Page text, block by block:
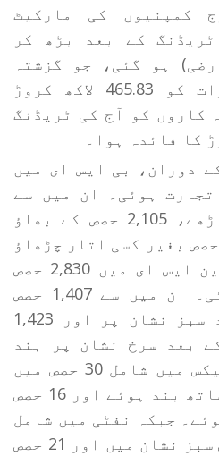
کمپنیوں کی مارکیٹ
ٹریڈنگ کے بعد بڑھ کر
(عارضی) ہو گئی، جو گزشتہ
کاروباری دن، جمعرات کو 465.83 لاکھ کروڑ
کاروں کو آج کی ٹریڈنگ
دوران، بی ایس ای میں
تجارت ہوئی۔ ان میں سے
2,065 حصص کے بھاؤ بڑھے، 2,105 حصص کے بھاؤ
جبکہ 145 کے حصص بغیر کسی اتار چڑھاؤ
کے بند ہوئے۔ آج، این ایس ای میں 2,830 حصص
میں فعال تجارت ہوئی۔ ان میں سے 1,407 حصص
منافع کمانے کے بعد سبز نشان پر اور 1,423
بعد سرخ نشان پر بند
ہوئے۔ اسی طرح سینسیکس میں شامل 30 حصص میں
سے 14 حصص فائدہ کے ساتھ بند ہوئے اور 16 حصص
جبکہ نفٹی میں شامل
50 حصص میں سے 29 حصص سبز نشان میں اور 21 حصص